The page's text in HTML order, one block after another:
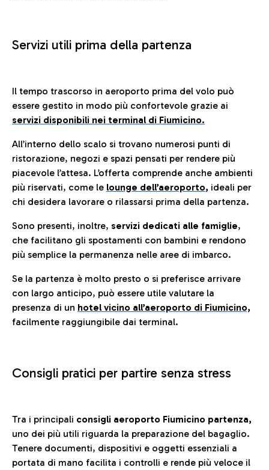
Servizi utili prima della partenza
Il tempo trascorso in aeroporto prima del volo può
essere gestito in modo più confortevole grazie ai
servizi disponibili nei terminal di Fiumicino.
All’interno dello scalo si trovano numerosi punti di
ristorazione, negozi e spazi pensati per rendere più
piacevole l’attesa. L’offerta comprende anche ambienti
più riservati, come le lounge dell’aeroporto, ideali per
chi desidera lavorare o rilassarsi prima della partenza.
Sono presenti, inoltre, servizi dedicati alle famiglie,
che facilitano gli spostamenti con bambini e rendono
più semplice la permanenza nelle aree di imbarco.
Se la partenza è molto presto o si preferisce arrivare
con largo anticipo, può essere utile valutare la
presenza di un hotel vicino all’aeroporto di Fiumicino,
facilmente raggiungibile dai terminal.
Consigli pratici per partire senza stress
Tra i principali consigli aeroporto Fiumicino partenza,
uno dei più utili riguarda la preparazione del bagaglio.
Tenere documenti, dispositivi e oggetti essenziali a
portata di mano facilita i controlli e rende più veloce il